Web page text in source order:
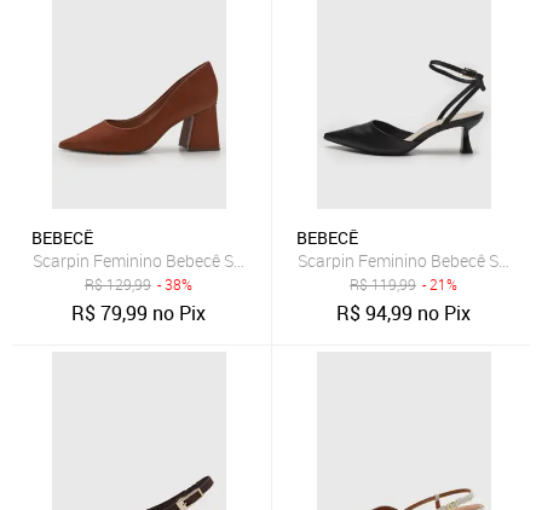
BEBECÊ
Scarpin Feminino Bebecê Salto Quadrado Marrom
R$129,99 - 38%
R$79,99 no Pix
BEBECÊ
Scarpin Feminino Bebecê Salto
R$119,99 - 21%
R$94,99 no Pix